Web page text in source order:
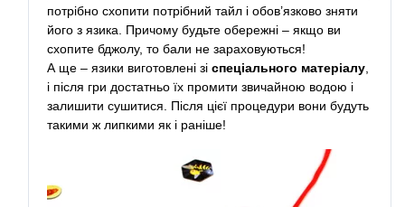
потрібно схопити потрібний тайл і обов’язково зняти
його з язика. Причому будьте обережні – якщо ви
схопите бджолу, то бали не зараховуються!
А ще – язики виготовлені зі спеціального матеріалу,
і після гри достатньо їх промити звичайною водою і
залишити сушитися. Після цієї процедури вони будуть
такими ж липкими як і раніше!